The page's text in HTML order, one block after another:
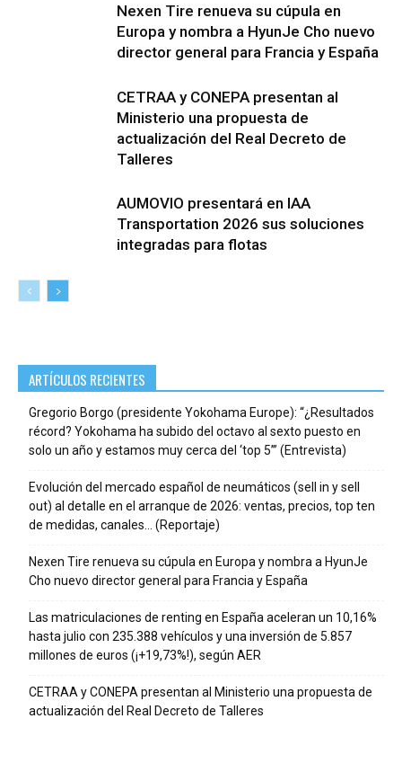
Nexen Tire renueva su cúpula en
Europa y nombra a HyunJe Cho nuevo
director general para Francia y España
CETRAA y CONEPA presentan al
Ministerio una propuesta de
actualización del Real Decreto de
Talleres
AUMOVIO presentará en IAA
Transportation 2026 sus soluciones
integradas para flotas
ARTÍCULOS RECIENTES
Gregorio Borgo (presidente Yokohama Europe): “¿Resultados
récord? Yokohama ha subido del octavo al sexto puesto en
solo un año y estamos muy cerca del ‘top 5’” (Entrevista)
Evolución del mercado español de neumáticos (sell in y sell
out) al detalle en el arranque de 2026: ventas, precios, top ten
de medidas, canales… (Reportaje)
Nexen Tire renueva su cúpula en Europa y nombra a HyunJe
Cho nuevo director general para Francia y España
Las matriculaciones de renting en España aceleran un 10,16%
hasta julio con 235.388 vehículos y una inversión de 5.857
millones de euros (¡+19,73%!), según AER
CETRAA y CONEPA presentan al Ministerio una propuesta de
actualización del Real Decreto de Talleres